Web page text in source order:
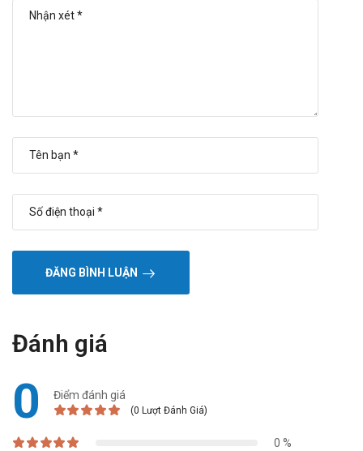
ĐĂNG BÌNH LUẬN
Đánh giá
0 Điểm đánh giá
(0 Lượt Đánh Giá)
0 %